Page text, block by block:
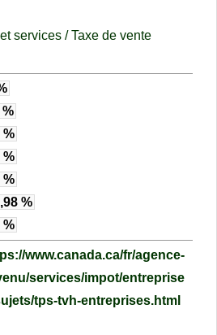
services / Taxe de vente
%
%
%
%
%
%
www.canada.ca/fr/agence-
services/impot/entreprise
tps-tvh-entreprises.html